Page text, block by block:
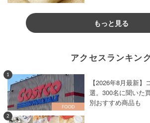
もっと見る
アクセスランキン
1
【2026年8月最新
選。300名に聞いた
別おすすめ商品も
2